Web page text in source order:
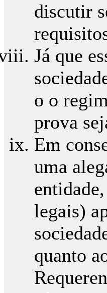
discutir
Já que
o o
prova
Em
uma
legais)
quanto